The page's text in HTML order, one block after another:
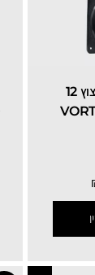
ונטה מוגנת פיצוץ 12